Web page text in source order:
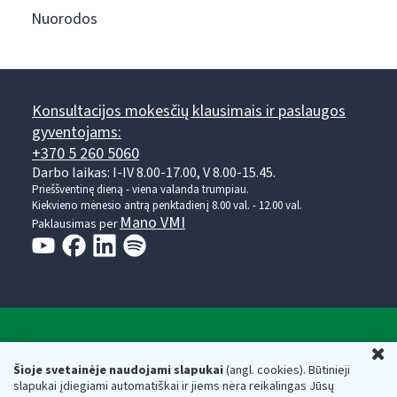
Šioje svetainėje naudojami slapukai(angl. cookies). Būtinieji
slapukai įdiegiami automatiškai ir jiems nėra reikalingas Jūsų
Nuorodos
Konsultacijos mokesčių klausimais ir paslaugos
gyventojams:
+370 5 260 5060
Darbo laikas: I-IV 8.00-17.00, V 8.00-15.45.
Prieššventinę dieną - viena valanda trumpiau.
Kiekvieno mėnesio antrą penktadienį 8.00 val. - 12.00 val.
Paklausimas per Mano VMI
Respublikos finansų ministerijos